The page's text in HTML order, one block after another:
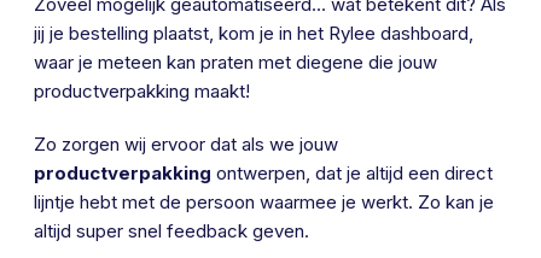
jij je bestelling plaatst, kom je in het Rylee dashboard,
waar je meteen kan praten met diegene die jouw
productverpakking maakt!
Zo zorgen wij ervoor dat als we jouw
productverpakking ontwerpen, dat je altijd een direct
lijntje hebt met de persoon waarmee je werkt. Zo kan je
altijd super snel feedback geven.